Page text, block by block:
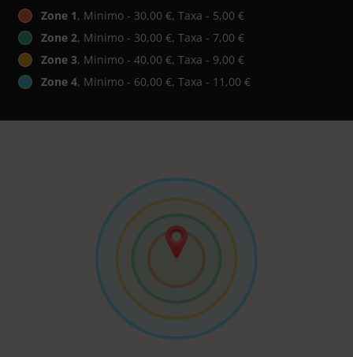
Zone 1, Minimo - 30,00 €, Taxa - 5,00 €
Zone 2, Minimo - 30,00 €, Taxa - 7,00 €
Zone 3, Minimo - 40,00 €, Taxa - 9,00 €
Zone 4, Minimo - 60,00 €, Taxa - 11,00 €